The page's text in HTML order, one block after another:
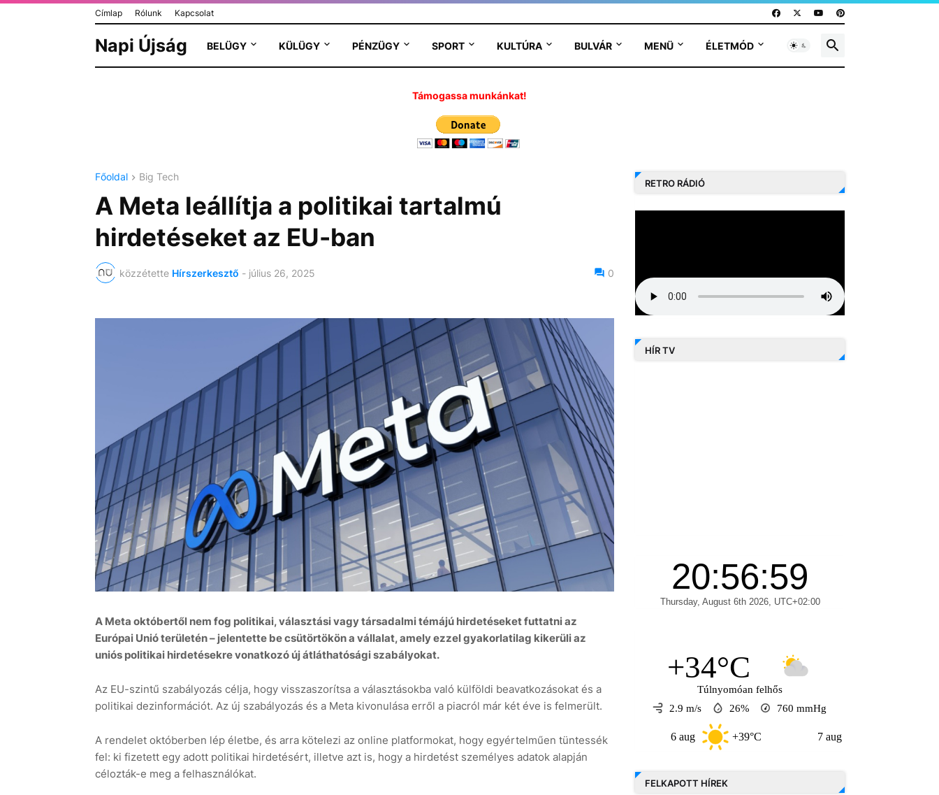
Címlap Rólunk Kapcsolat
Napi Újság BELÜGY KÜLÜGY PÉNZÜGY SPORT KULTÚRA BULVÁR MENÜ ÉLETMÓD
Támogassa munkánkat!
Főoldal Big Tech
A Meta leállítja a politikai tartalmú
hirdetéseket az EU-ban
közzétette Hírszerkesztő - július 26, 2025 0
A Meta októbertől nem fog politikai, választási vagy társadalmi témájú hirdetéseket futtatni az
Európai Unió területén – jelentette be csütörtökön a vállalat, amely ezzel gyakorlatilag kikerüli az
uniós politikai hirdetésekre vonatkozó új átláthatósági szabályokat.
Az EU-szintű szabályozás célja, hogy visszaszorítsa a választásokba való külföldi beavatkozásokat és a
politikai dezinformációt. Az új szabályozás és a Meta kivonulása erről a piacról már két éve is felmerült.
A rendelet októberben lép életbe, és arra kötelezi az online platformokat, hogy egyértelműen tüntessék
fel: ki fizetett egy adott politikai hirdetésért, illetve azt is, hogy a hirdetést személyes adatok alapján
célozták-e meg a felhasználókat.
RETRO RÁDIÓ
HÍR TV
+34°C
Túlnyomóan felhős
2.9 m/s
26% 760 mmHg
+39°C +33°C
FELKAPOTT HÍREK